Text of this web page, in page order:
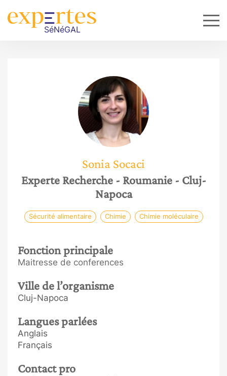
Sonia Socaci
Experte Recherche - Roumanie - Cluj-
Napoca
Sécurité alimentaire Chimie Chimie moléculaire
Fonction principale
Maitresse de conferences
Ville de l’organisme
Cluj-Napoca
Langues parlées
Anglais
Français
Contact pro